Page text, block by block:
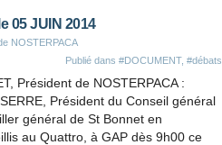
05 JUIN 2014
NOSTERPACA
Publié dans #DOCUMENT, #débats
Président de NOSTERPACA :
Président du Conseil général
général de St Bonnet en
au Quattro, à GAP dès 9h00 ce